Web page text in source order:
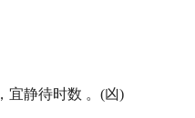
静待时数 。(凶)